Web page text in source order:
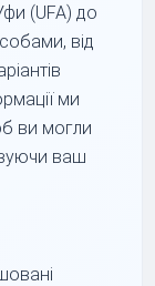
(UFA) до
від
ми
ви могли
ваш